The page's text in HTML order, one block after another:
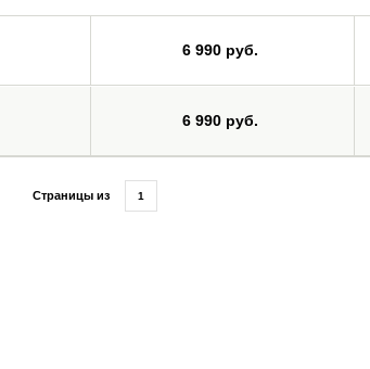
6 990 руб.
6 990 руб.
Страницы из 1